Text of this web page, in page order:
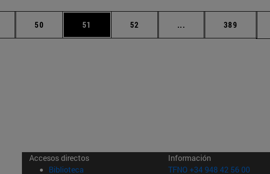
Páginas intermedias Use TAB para desplazarse.
Página
50 Página
51 Página
52 ... Páginas intermedias
Página
389
Accesos directos
Biblioteca (abre en nueva ventana)
Información
TFNO +34 948 42 56 00